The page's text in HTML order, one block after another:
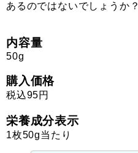
あるのではないでしょうか？
内容量
50g
購入価格
税込95円
栄養成分表示
1枚50g当たり